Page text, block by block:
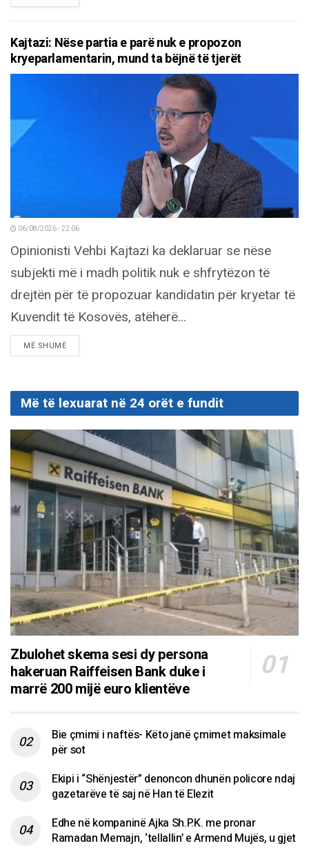
Kajtazi: Nëse partia e parë nuk e propozon
kryeparlamentarin, mund ta bëjnë të tjerët
06/08/2026 - 22:06
Opinionisti Vehbi Kajtazi ka deklaruar se nëse
subjekti më i madh politik nuk e shfrytëzon të
drejtën për të propozuar kandidatin për kryetar të
Kuvendit të Kosovës, atëherë...
MË SHUMËDETAILS
Më të lexuarat në 24 orët e fundit
Zbulohet skema sesi dy persona
hakeruan Raiffeisen Bank duke i
marrë 200 mijë euro klientëve
Bie çmimi i naftës- Këto janë çmimet maksimale
për sot
Ekipi i “Shënjestër” denoncon dhunën policore ndaj
gazetarëve të saj në Han të Elezit
Edhe në kompaninë Ajka Sh.P.K. me pronar
Ramadan Memajn, ‘tellallin’ e Armend Mujës, u gjet